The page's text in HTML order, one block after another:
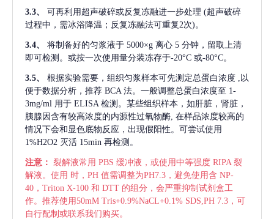
3.3、 可再利用超声破碎或反复冻融进一步处理 (超声破碎
过程中，需冰浴降温；反复冻融法可重复2次)。
3.4、 将制备好的匀浆液于 5000×g 离心 5 分钟，留取上清
即可检测。或按一次使用量分装冻存于-20°C 或-80°C。
3.5、 根据实验需要，组织匀浆样本可先测定总蛋白浓度
,以
便于数据分析，推荐 BCA 法。一般调整总蛋白浓度至 1-
3mg/ml 用于 ELISA 检测。某些组织样本，如肝脏，肾脏，
胰腺因含有较高浓度的内源性过氧物酶, 在样品浓度较高的
情况下会和显色底物反应，出现假阳性。可尝试使用
1%H2O2 灭活 15min 再检测。
注意： 裂解液常用 PBS 缓冲液，或使用中等强度 RIPA 裂
解液。使用 时，PH 值需调整为PH7.3，避免使用含 NP-
40，Triton X-100 和 DTT 的组分，会严重抑制试剂盒工
作。推荐使用50mM Tris+0.9%NaCL+0.1% SDS,PH 7.3，可
自行配制或联系我们购买。